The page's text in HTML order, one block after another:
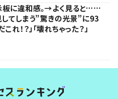
に違和感。→よく見ると……
てしまう”驚きの光景”に93
れ！？」「壊れちゃった？」